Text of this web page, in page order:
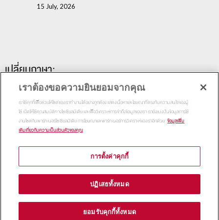
15 July, 2026
เปลี่ยนภาษา:
Copyright 2015Thammasat Business School | All Rights
Reserved
เราต้องขอความยินยอมจากคุณ
เราใช้คุกกี้เพื่อช่วยให้ไซต์ของเราทำงานได้อย่างถูกต้อง แสดงเนื้อหาและโฆษณาที่ตรงกับความสนใจของผู้
ใช้ เปิดให้ใช้คุณสมบัติทางโซเชียลมีเดีย และเพื่อวิเคราะห์การเข้าถึงข้อมูลของเรา เรายังแบ่งปันข้อมูลการใช้
งานไซต์กับพาร์ทเนอร์โซเชียลมีเดีย การโฆษณาและพาร์ทเนอร์การวิเคราะห์ของเราอีกด้วย ข้อมูลเพิ่ม
เติมเกี่ยวกับความเป็นส่วนตัวของคุณ
การตั้งค่าคุกกี้
ปฏิเสธทั้งหมด
ยอมรับคุกกี้ทั้งหมด